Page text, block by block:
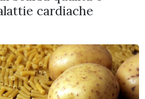
cardiache